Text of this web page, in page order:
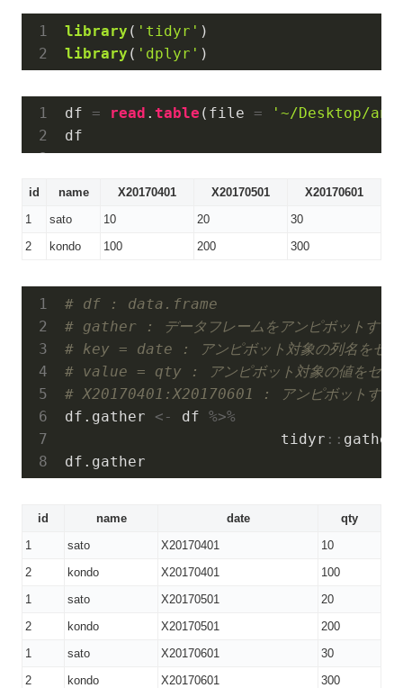
library ( 'tidyr' )
library ( 'dplyr' )
df = read . table ( file =
'~/Desktop/
id name X20170401 X20170501
X20170601
1
sato 10 20
30
2
kondo 100 200 300
# df : data.frame
# gather : データフレームをアンピボットする
# key = date : アンピボット対象の列名をセッ
# value = qty : アンピボット対象の値をセッ
# X20170401:X20170601 : アンピボットする
df.gather <- df %>%
                        tidyr
:: gather
id name date
qty
1
sato X20170401
10
2
kondo X20170401
100
1
sato X20170501
20
2
kondo X20170501
200
1
sato X20170601
30
2
kondo X20170601 300